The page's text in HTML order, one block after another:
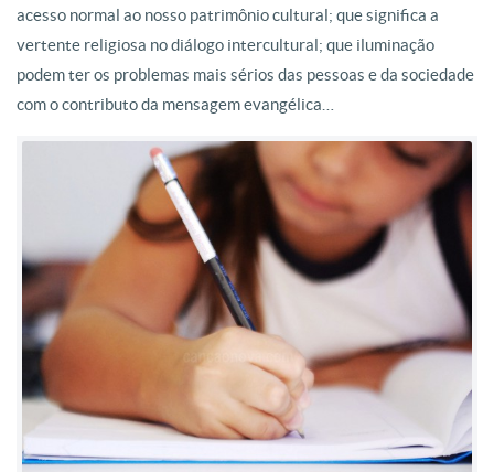
acesso normal ao nosso patrimônio cultural; que significa a
vertente religiosa no diálogo intercultural; que iluminação
podem ter os problemas mais sérios das pessoas e da sociedade
com o contributo da mensagem evangélica…